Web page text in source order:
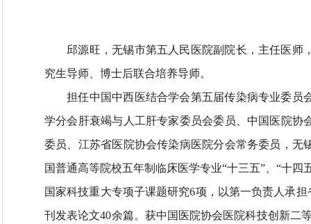
邱源旺，无锡市第五人民医院副院长，主任医师
究生导师、博士后联合培养导师。
担任中国中西医结合学会第五届传染病专业委员
学分会肝衰竭与人工肝专家委员会委员、中国医院
委员、江苏省医院协会传染病医院分会常务委员，
国普通高等院校五年制临床医学专业“十三五”、“十
国家科技重大专项子课题研究6项，以第一负责人承担
刊发表论文40余篇。获中国医院协会医院科技创新二